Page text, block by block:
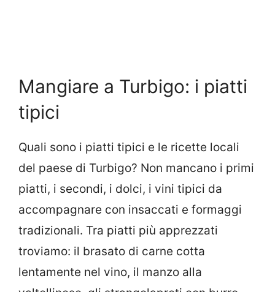
Mangiare a Turbigo: i piatti
tipici
Quali sono i piatti tipici e le ricette locali
del paese di Turbigo? Non mancano i primi
piatti, i secondi, i dolci, i vini tipici da
accompagnare con insaccati e formaggi
tradizionali. Tra piatti più apprezzati
troviamo: il brasato di carne cotta
lentamente nel vino, il manzo alla